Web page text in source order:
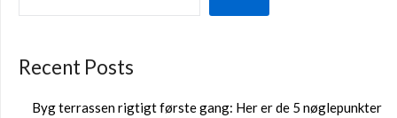
Recent Posts
Byg terrassen rigtigt første gang: Her er de 5 nøglepunkter